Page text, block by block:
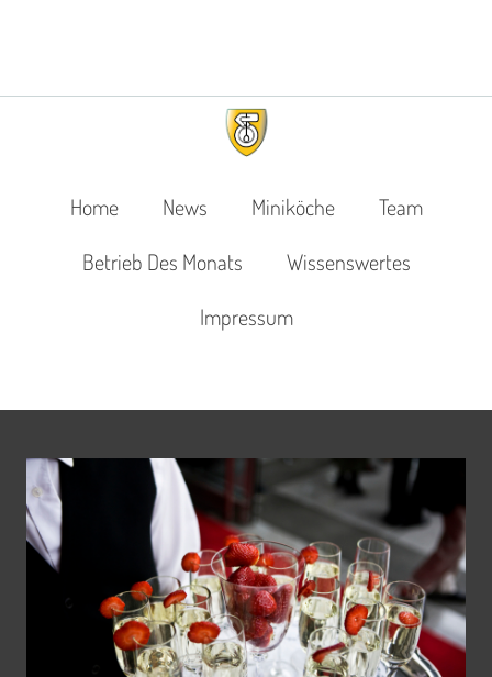
Home News Miniköche
Team
Betrieb Des Monats
Wissenswertes
Impressum